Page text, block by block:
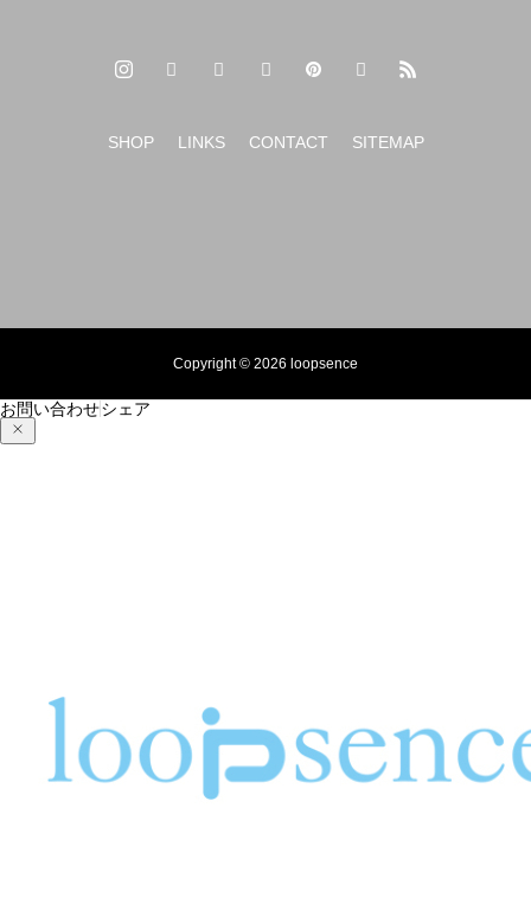
SHOP LINKS CONTACT SITEMAP
Copyright © 2026 loopsence
お問い合わせシェア